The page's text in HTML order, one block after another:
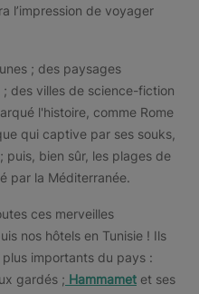
l’impression de voyager
; des paysages
des villes de science-fiction
l'histoire, comme Rome
qui captive par ses souks,
puis, bien sûr, les plages de
par la Méditerranée.
ces merveilles
nos hôtels en Tunisie ! Ils
importants du pays :
gardés ; Hammamet et ses